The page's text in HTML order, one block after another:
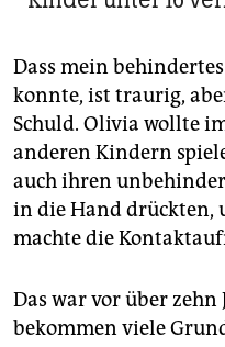
Dass mein
konnte, ist traurig,
Schuld. Olivia wollte
anderen Kindern
auch ihren
in die Hand drückten,
machte die
Das war vor über
bekommen viele